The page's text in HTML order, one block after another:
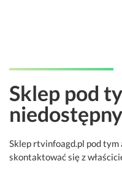
Sklep pod
niedostępny
Sklep rtvinfoagd.pl pod
skontaktować się z